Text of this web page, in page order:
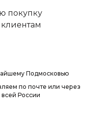
покупку
Подмосковью
по почте или через
России